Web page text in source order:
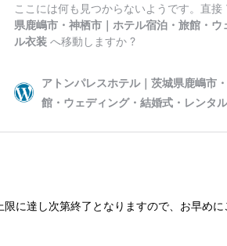
上限に達し次第終了となりますので、お早めに